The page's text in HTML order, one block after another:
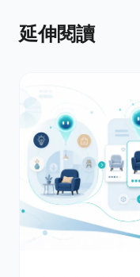
延伸閱讀